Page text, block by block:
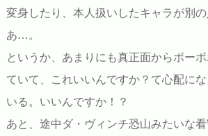
変身したり、本人扱いしたキャラが別
あ…。
というか、あまりにも真正面からボー
ていて、これいいんですか？て心配に
いる。いいんですか！？
あと、途中ダ・ヴィンチ恐山みたいな